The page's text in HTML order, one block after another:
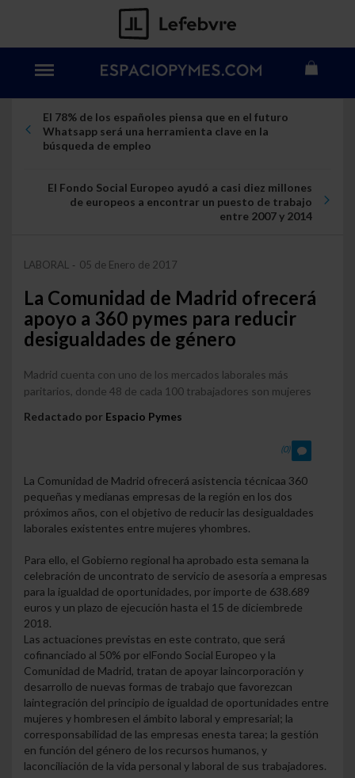
El 78% de los españoles piensa que en el futuro
Whatsapp será una herramienta clave en la
búsqueda de empleo
El Fondo Social Europeo ayudó a casi diez millones
de europeos a encontrar un puesto de trabajo
entre 2007 y 2014
LABORAL - 05 de Enero de 2017
La Comunidad de Madrid ofrecerá
apoyo a 360 pymes para reducir
desigualdades de género
Madrid cuenta con uno de los mercados laborales más
paritarios, donde 48 de cada 100 trabajadores son mujeres
Redactado por Espacio Pymes
(0)
La Comunidad de Madrid ofrecerá asistencia técnicaa 360
pequeñas y medianas empresas de la región en los dos
próximos años, con el objetivo de reducir las desigualdades
laborales existentes entre mujeres yhombres.
Para ello, el Gobierno regional ha aprobado esta semana la
celebración de uncontrato de servicio de asesoría a empresas
para la igualdad de oportunidades, por importe de 638.689
euros y un plazo de ejecución hasta el 15 de diciembrede
2018.
Las actuaciones previstas en este contrato, que será
cofinanciado al 50% por elFondo Social Europeo y la
Comunidad de Madrid, tratan de apoyar laincorporación y
desarrollo de nuevas formas de trabajo que favorezcan
laintegración del principio de igualdad de oportunidades entre
mujeres y hombresen el ámbito laboral y empresarial; la
corresponsabilidad de las empresas enesta tarea; la gestión
en función del género de los recursos humanos, y
laconciliación de la vida personal y laboral de sus trabajadores.